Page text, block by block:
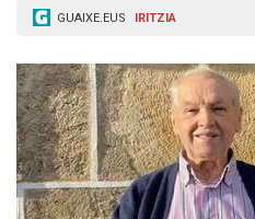
GUAIXE.EUS IRITZIA